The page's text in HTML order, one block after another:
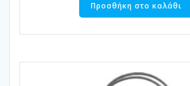
Προσθήκη στο καλάθι